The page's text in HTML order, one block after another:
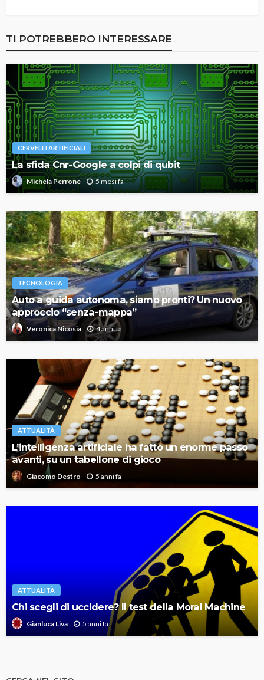
TI POTREBBERO INTERESSARE
CERVELLI ARTIFICIALI
La sfida Cnr-Google a colpi di qubit
Michela Perrone 5 mesi fa
TECNOLOGIA
Auto a guida autonoma, siamo pronti? Un nuovo
approccio “senza-mappa”
Veronica Nicosia 4 anni fa
ATTUALITÀ
L’intelligenza artificiale ha fatto un enorme passo
avanti, su un tabellone di gioco
Giacomo Destro 5 anni fa
ATTUALITÀ
Chi scegli di uccidere? Il test della Moral Machine
Gianluca Liva 5 anni fa